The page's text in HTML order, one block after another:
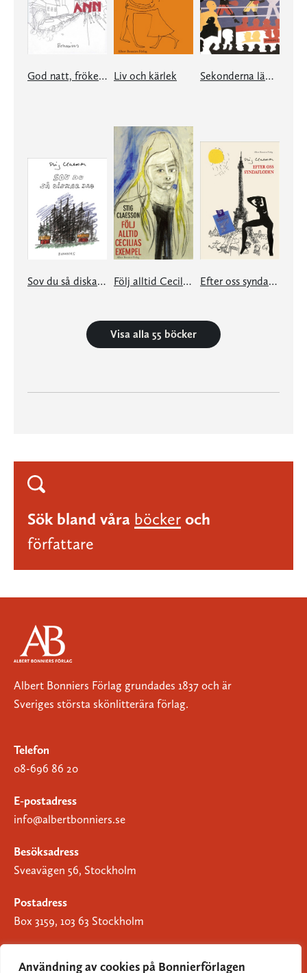
Användning av cookies på Bonnierförlagen
God natt, fröken Ann Liv och kärlek Sekonderna lämnar ringen
Sov du så diskar jag Följ alltid Cecilias exempel Efter oss syndafloden
Visa alla 55 böcker
Sök bland våra böcker och
författare
Albert Bonniers Förlag grundades 1837 och är
Sveriges största skönlitterära förlag.
Telefon
08-696 86 20
E-postadress
info@albertbonniers.se
Besöksadress
Sveavägen 56, Stockholm
Postadress
Box 3159, 103 63 Stockholm